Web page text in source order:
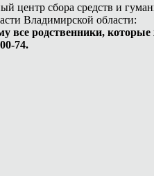
центр сбора средств и
Владимирской области:
родственники,
74.